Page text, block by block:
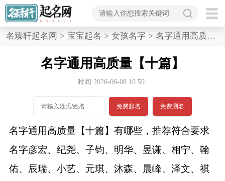
首
名
名臻轩起名网 > 宝宝起名 > 女孩名字 > 名字通用高质量,十篇
名字通用高质量【十篇】
时间:2026-06-08 10:59
免费起名 免费测名
名字通用高质量【十篇】有哪些，推荐符合要求
名字彦宏、纪尧、子钧、明华、昱谦、相宁、翰
佑、辰瑞、小艺、元琪、沐森、晨峰、泽文、祺